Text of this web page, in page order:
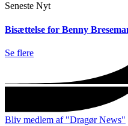
Seneste Nyt
Bisættelse for Benny
Se flere
Bliv medlem af "Dragør News"